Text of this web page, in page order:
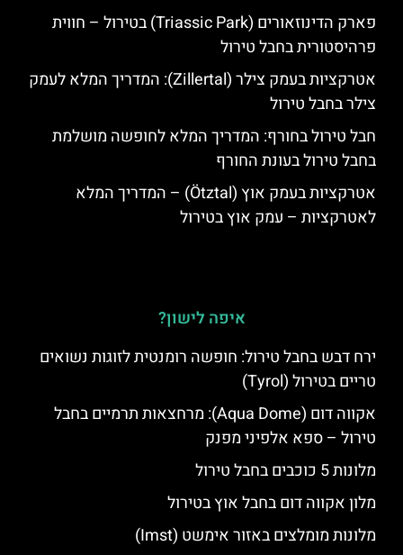
פארק הדינוזאורים (Triassic Park) בטירול – חווית
פרהיסטורית בחבל טירול
אטרקציות בעמק צילר (Zillertal): המדריך המלא לעמק
צילר בחבל טירול
חבל טירול בחורף: המדריך המלא לחופשה מושלמת
בחבל טירול בעונת החורף
אטרקציות בעמק אוץ (Ötztal) – המדריך המלא
לאטרקציות – עמק אוץ בטירול
איפה לישון?
ירח דבש בחבל טירול: חופשה רומנטית לזוגות נשואים
טריים בטירול (Tyrol)
אקווה דום (Aqua Dome): מרחצאות תרמיים בחבל
טירול – ספא אלפיני מפנק
מלונות 5 כוכבים בחבל טירול
מלון אקווה דום בחבל אוץ בטירול
מלונות מומלצים באזור אימשט (Imst)